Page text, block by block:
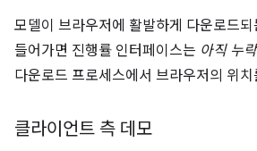
모델이 브라우저에 활발하게 다운로드되
들어가면 진행률 인터페이스는 아직 누
다운로드 프로세스에서 브라우저의 위
클라이언트 측 데모